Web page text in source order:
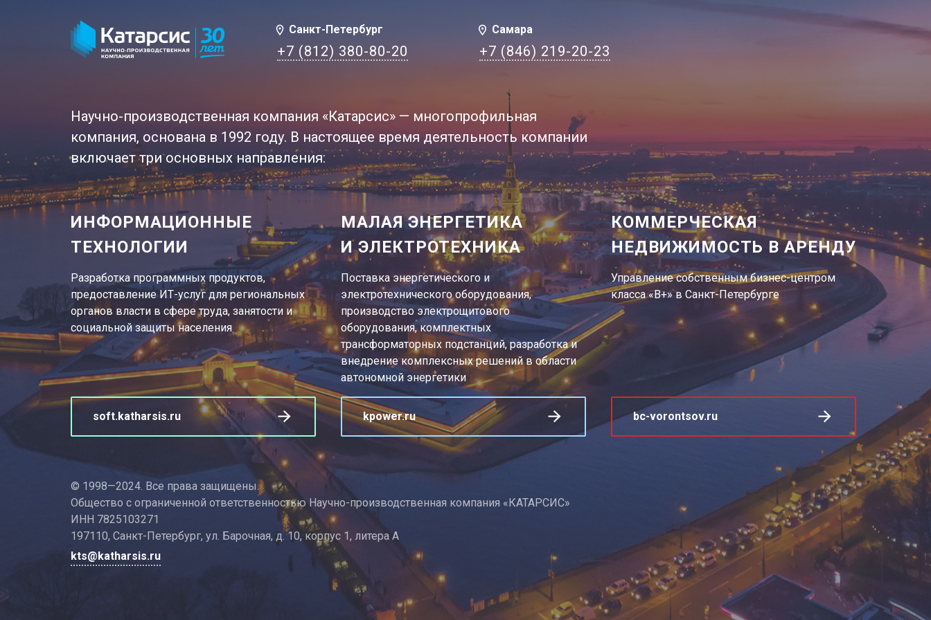
Санкт-Петербург
+7 (812) 380-80-20
Самара
+7 (846) 219-20-23
Научно-производственная компания «Катарсис» — многопрофильная
компания, основана в 1992 году. В настоящее время деятельность компании
включает три основных направления:
ИНФОРМАЦИОННЫЕ
ТЕХНОЛОГИИ
Разработка программных продуктов,
предоставление ИТ-услуг для региональных
органов власти в сфере труда, занятости и
социальной защиты населения
soft.katharsis.ru
МАЛАЯ ЭНЕРГЕТИКА
И ЭЛЕКТРОТЕХНИКА
Поставка энергетического и
электротехнического оборудования,
производство электрощитового
оборудования, комплектных
трансформаторных подстанций, разработка и
внедрение комплексных решений в области
автономной энергетики
kpower.ru
КОММЕРЧЕСКАЯ
НЕДВИЖИМОСТЬ В АРЕНДУ
Управление собственным бизнес-центром
класса «В+» в Санкт-Петербурге
bc-vorontsov.ru
© 1998—2024. Все права защищены.
Общество с ограниченной ответственностью Научно-производственная компания «КАТАРСИС»
ИНН 7825103271
197110, Санкт-Петербург, ул. Барочная, д. 10, корпус 1, литера А
kts@katharsis.ru